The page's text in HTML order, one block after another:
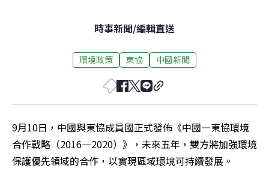
時事新聞/編輯直送
環境政策 東協 中國新聞
9月10日，中國與東協成員國正式發佈《中國—東協環境
合作戰略（2016—2020）》，未來五年，雙方將加強環境
保護優先領域的合作，以實現區域環境可持續發展。